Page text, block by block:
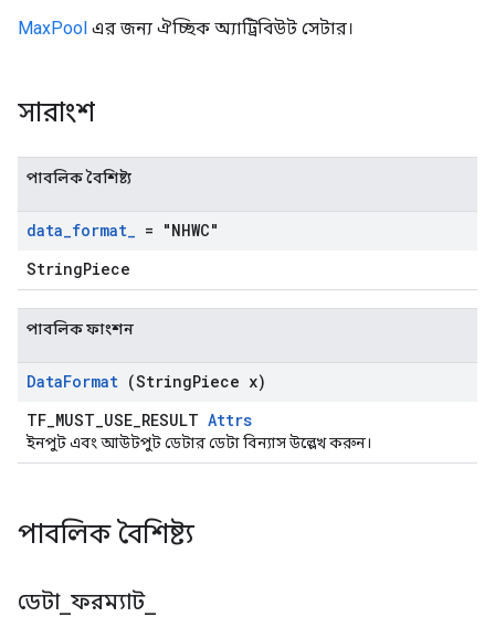
MaxPool এর জন্য ঐচ্ছিক অ্যাট্রিবিউট সেটার।
সারাংশ
পাবলিক বৈশিষ্ট্য
data_format_ = "NHWC"
StringPiece
পাবলিক ফাংশন
DataFormat (StringPiece x)
TF_MUST_USE_RESULT Attrs
ইনপুট এবং আউটপুট ডেটার ডেটা বিন্যাস উল্লেখ করুন।
পাবলিক বৈশিষ্ট্য
ডেটা_ ফরম্যাট_